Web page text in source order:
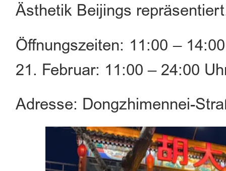
Ästhetik Beijings
Öffnungszeiten: 11:00 –
21. Februar: 11:00 – 24:00
Adresse: Dongzhimennei-